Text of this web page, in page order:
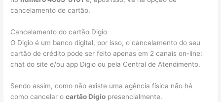
cancelamento de cartão.
Cancelamento do cartão Digio
O Digio é um banco digital, por isso, o cancelamento do seu
cartão de crédito pode ser feito apenas em 2 canais on-line:
chat do site e/ou app Digio ou pela Central de Atendimento.
Sendo assim, como não existe uma agência física não há
como cancelar ocartão Digio presencialmente.